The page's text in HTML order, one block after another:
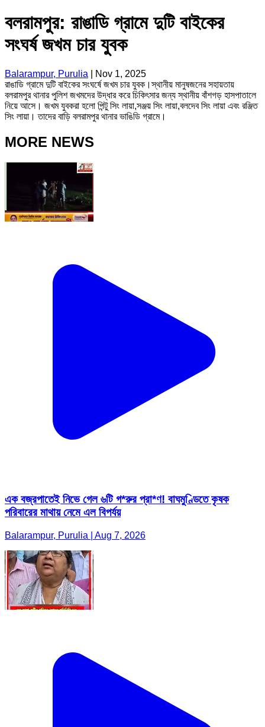
বলরামপুর: রাঙাডি গ্রামে দুটি বাইকের
সংঘর্ষ জখম চার যুবক
Balarampur, Purulia
Nov 1, 2025
রাঙাডি গ্রামে দুটি বাইকের সংঘর্ষে জখম চার যুবক।স্থানীয় মানুষজনের সহায়তায়
বলরামপুর থানার পুলিশ জখমদের উদ্ধার করে চিকিৎসার জন্য স্থানীয় বাঁশগড় হাসপাতালে
নিয়ে আসে। জখম যুবকরা হলো পিন্টু সিং লায়া,সঞ্জয় সিং লায়া,বলদেব সিং লায়া এবং রঞ্জিত
সিং লায়া। তাদের বাড়ি বলরামপুর থানার ভাঙিডি গ্রামে।
MORE NEWS
এক বজ্রপাতেই নিভে গেল ৬টি গ*রুর প্রা*ণ! বাঘমুণ্ডিতে কৃষক
পরিবারের মাথায় নেমে এল বিপর্যয়
Balarampur, Purulia | Aug 7, 2026